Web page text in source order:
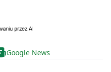
Google News